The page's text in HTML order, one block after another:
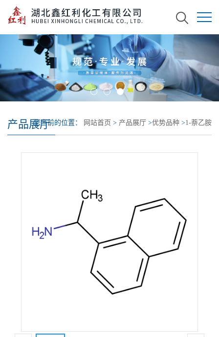
产品展厅您当前的位置： 网站首页 > 产品展厅 >优势品种 >1-萘乙胺